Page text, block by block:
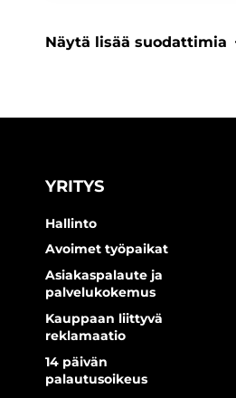
Näytä lisää suodattimia
YRITYS
Hallinto
Avoimet työpaikat
Asiakaspalaute ja
palvelukokemus
Kauppaan liittyvä
reklamaatio
14 päivän
palautusoikeus